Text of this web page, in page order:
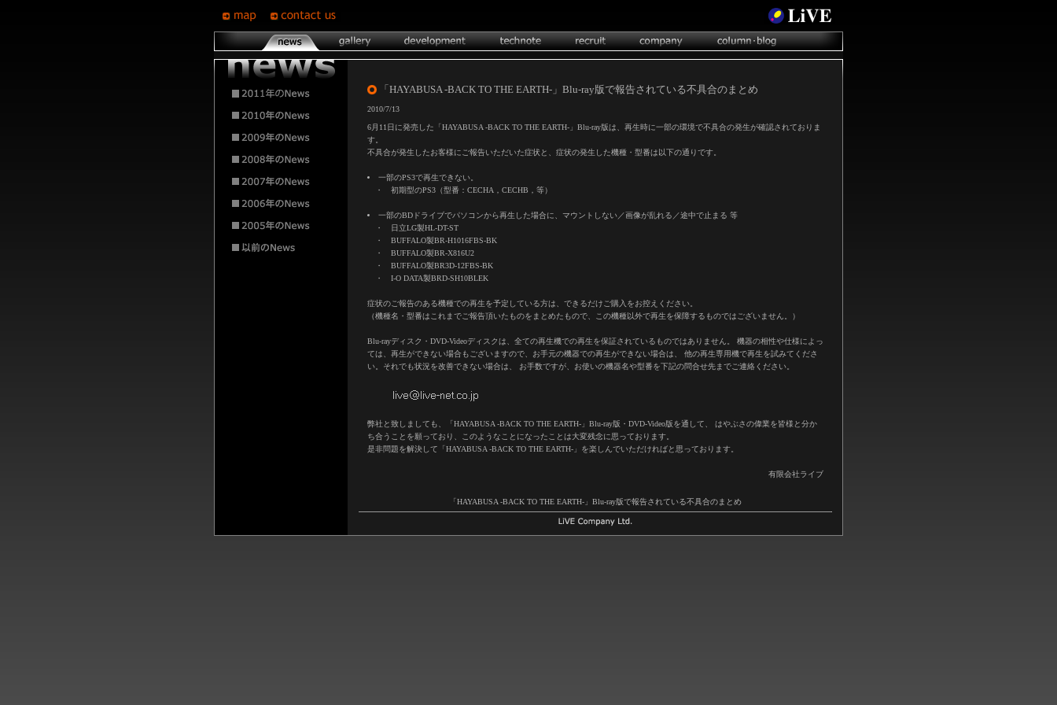
「HAYABUSA -BACK TO THE EARTH-」Blu-ray版で報告されている不具合のまとめ
2010/7/13
6月11日に発売した「HAYABUSA -BACK TO THE EARTH-」Blu-ray版は、再生時に一部の環境で不具合の発生が確認されておりま
す。
不具合が発生したお客様にご報告いただいた症状と、症状の発生した機種・型番は以下の通りです。
一部のPS3で再生できない。
・ 初期型のPS3（型番：CECHA，CECHB，等）
一部のBDドライブでパソコンから再生した場合に、マウントしない／画像が乱れる／途中で止まる 等
・ 日立LG製HL-DT-ST
・ BUFFALO製BR-H1016FBS-BK
・ BUFFALO製BR-X816U2
・ BUFFALO製BR3D-12FBS-BK
・ I-O DATA製BRD-SH10BLEK
症状のご報告のある機種での再生を予定している方は、できるだけご購入をお控えください。
（機種名・型番はこれまでご報告頂いたものをまとめたもので、この機種以外で再生を保障するものではございません。）
Blu-rayディスク・DVD-Videoディスクは、全ての再生機での再生を保証されているものではありません。 機器の相性や仕様によっ
ては、再生ができない場合もございますので、お手元の機器での再生ができない場合は、 他の再生専用機で再生を試みてくださ
い。それでも状況を改善できない場合は、 お手数ですが、お使いの機器名や型番を下記の問合せ先までご連絡ください。
弊社と致しましても、「HAYABUSA -BACK TO THE EARTH-」Blu-ray版・DVD-Video版を通して、 はやぶさの偉業を皆様と分か
ち合うことを願っており、このようなことになったことは大変残念に思っております。
是非問題を解決して「HAYABUSA -BACK TO THE EARTH-」を楽しんでいただければと思っております。
有限会社ライブ
「HAYABUSA -BACK TO THE EARTH-」Blu-ray版で報告されている不具合のまとめ